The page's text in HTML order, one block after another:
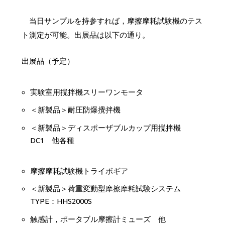
当日サンプルを持参すれば，摩擦摩耗試験機のテス
ト測定が可能。出展品は以下の通り。
出展品（予定）
実験室用撹拌機スリーワンモータ
＜新製品＞耐圧防爆攪拌機
＜新製品＞ディスポーザブルカップ用撹拌機
DC1 他各種
摩擦摩耗試験機トライボギア
＜新製品＞荷重変動型摩擦摩耗試験システム
TYPE：HHS2000S
触感計，ポータブル摩擦計ミューズ 他